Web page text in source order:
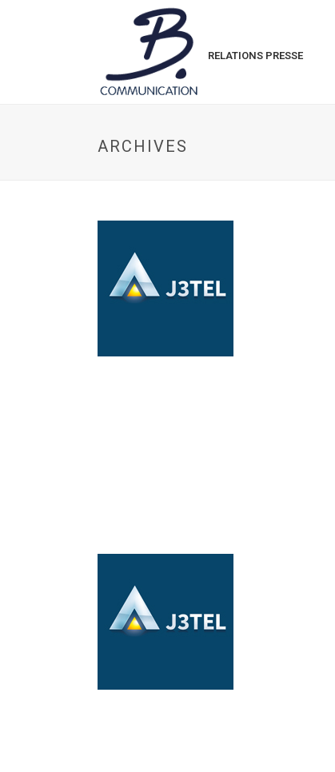
RELATIONS PRESSE
ARCHIVES